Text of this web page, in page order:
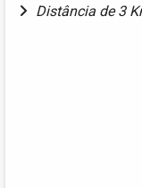
Distância de 3